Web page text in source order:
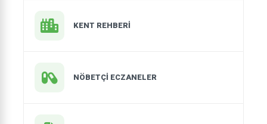
KENT REHBERİ
NÖBETÇİ ECZANELER